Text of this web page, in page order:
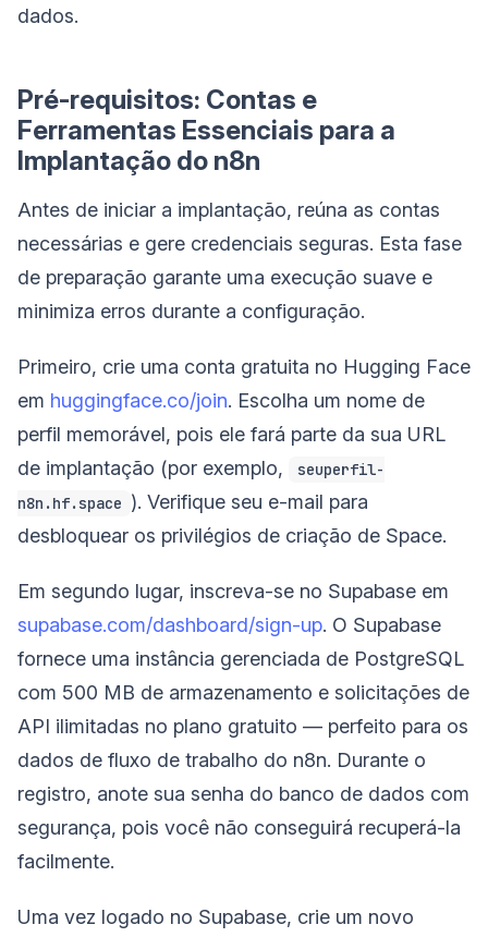
dados.
Pré-requisitos: Contas e
Ferramentas Essenciais para a
Implantação do n8n
Antes de iniciar a implantação, reúna as contas
necessárias e gere credenciais seguras. Esta fase
de preparação garante uma execução suave e
minimiza erros durante a configuração.
Primeiro, crie uma conta gratuita no Hugging Face
em huggingface.co/join. Escolha um nome de
perfil memorável, pois ele fará parte da sua URL
de implantação (por exemplo,
seuperfil-
n8n.hf.space ). Verifique seu e-mail para
desbloquear os privilégios de criação de Space.
Em segundo lugar, inscreva-se no Supabase em
supabase.com/dashboard/sign-up. O Supabase
fornece uma instância gerenciada de PostgreSQL
com 500 MB de armazenamento e solicitações de
API ilimitadas no plano gratuito — perfeito para os
dados de fluxo de trabalho do n8n. Durante o
registro, anote sua senha do banco de dados com
segurança, pois você não conseguirá recuperá-la
facilmente.
Uma vez logado no Supabase, crie um novo